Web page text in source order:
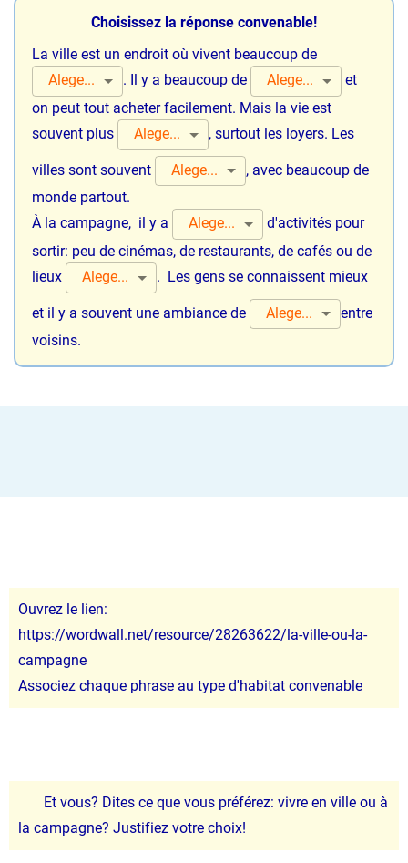
Choisissez la réponse convenable!
La ville est un endroit où vivent beaucoup de
Alege...
. Il y a beaucoup de Alege...
et
on peut tout acheter facilement. Mais la vie est
souvent plus
Alege... , surtout les loyers. Les
villes sont souvent Alege... , avec beaucoup de
monde partout.
À la campagne, il y a
Alege...
d'activités pour
sortir: peu de cinémas, de restaurants, de cafés ou de
lieux
Alege... . Les gens se connaissent mieux
et il y a souvent une ambiance de Alege...
entre
voisins.
Ouvrez le lien:
https://wordwall.net/resource/28263622/la-ville-ou-la-
campagne
Associez chaque phrase au type d'habitat convenable
Et vous? Dites ce que vous préférez: vivre en ville ou à
la campagne? Justifiez votre choix!